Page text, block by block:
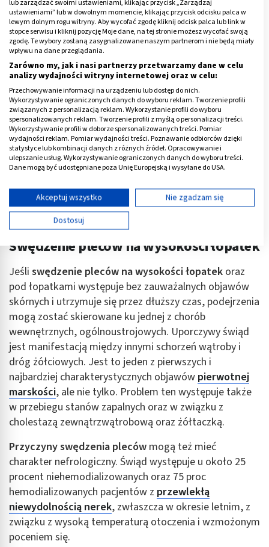
erytrodermia łuszczycowa (erythrodermia
psoriatica);
Reklama
Swędzenie pleców na wysokości łopatek
Jeśli swędzenie pleców na wysokości łopatek oraz
pod łopatkami występuje bez zauważalnych objawów
skórnych i utrzymuje się przez dłuższy czas, podejrzenia
mogą zostać skierowane ku jednej z chorób
wewnętrznych, ogólnoustrojowych. Uporczywy świąd
jest manifestacją między innymi schorzeń wątroby i
dróg żółciowych. Jest to jeden z pierwszych i
najbardziej charakterystycznych objawów pierwotnej
marskości, ale nie tylko. Problem ten występuje także
w przebiegu stanów zapalnych oraz w związku z
cholestazą zewnątrzwątrobową oraz żółtaczką.
Przyczyny swędzenia pleców mogą też mieć
charakter nefrologiczny. Świąd występuje u około 25
procent niehemodializowanych oraz 75 proc
hemodializowanych pacjentów z przewlekłą
niewydolnością nerek, zwłaszcza w okresie letnim, z
związku z wysoką temperaturą otoczenia i wzmożonym
poceniem się.
lub zarządzać swoimi ustawieniami, klikając przycisk „Zarządzaj
ustawieniami” lub w dowolnym momencie, klikając przycisk odcisku palca w
lewym dolnym rogu witryny. Aby wycofać zgodę kliknij odcisk palca lub link w
stopce serwisu i kliknij pozycję Moje dane, na tej stronie możesz wycofać swoją
zgodę. Te wybory zostaną zasygnalizowane naszym partnerom i nie będą miały
wpływu na dane przeglądania.
Zarówno my, jak i nasi partnerzy przetwarzamy dane w celu
analizy wydajności witryny internetowej oraz w celu:
Przechowywanie informacji na urządzeniu lub dostęp do nich.
Wykorzystywanie ograniczonych danych do wyboru reklam. Tworzenie profili
związanych z personalizacją reklam. Wykorzystanie profili do wyboru
spersonalizowanych reklam. Tworzenie profili z myślą o personalizacji treści.
Wykorzystywanie profili w doborze spersonalizowanych treści. Pomiar
wydajności reklam. Pomiar wydajności treści. Poznawanie odbiorców dzięki
statystyce lub kombinacji danych z różnych źródeł. Opracowywanie i
ulepszanie usług. Wykorzystywanie ograniczonych danych do wyboru treści.
Dane mogą być udostępniane poza Unię Europejską i wysyłane do USA.
Wyświetl listę partnerów (11 dostawców IAB)
Używamy Twoich danych w następujących celach:
Cele przetwarzania IAB:
Przechowywanie informacji na urządzeniu lub
dostęp do nich
Wykorzystywanie ograniczonych danych do
wyboru reklam
Tworzenie profili w celu spersonalizowanych
reklam
Wykorzystanie profili do wyboru
spersonalizowanych reklam
Tworzenie profili w celu personalizacji treści
Wykorzystywanie profili w celu doboru
spersonalizowanych treści
Pomiar efektywności reklam
Pomiar efektywności treści
Rozumienie odbiorców dzięki statystyce lub
kombinacji danych z różnych źródeł
Rozwój i ulepszanie usług
Akceptuj wszystko
Nie zgadzam się
Dostosuj